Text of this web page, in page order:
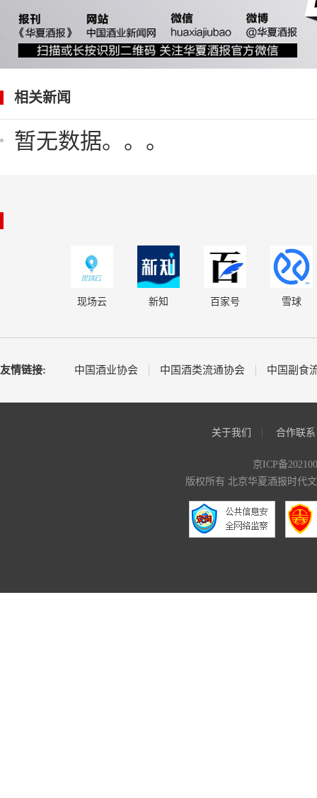
相关新闻
暂无数据。。。
现场云 新知 百家号 雪球
友情链接: 中国酒业协会 中国酒类流通协会 中国副食
关于我们 合作联系
京ICP备
版权所有 北京华夏酒报时代文